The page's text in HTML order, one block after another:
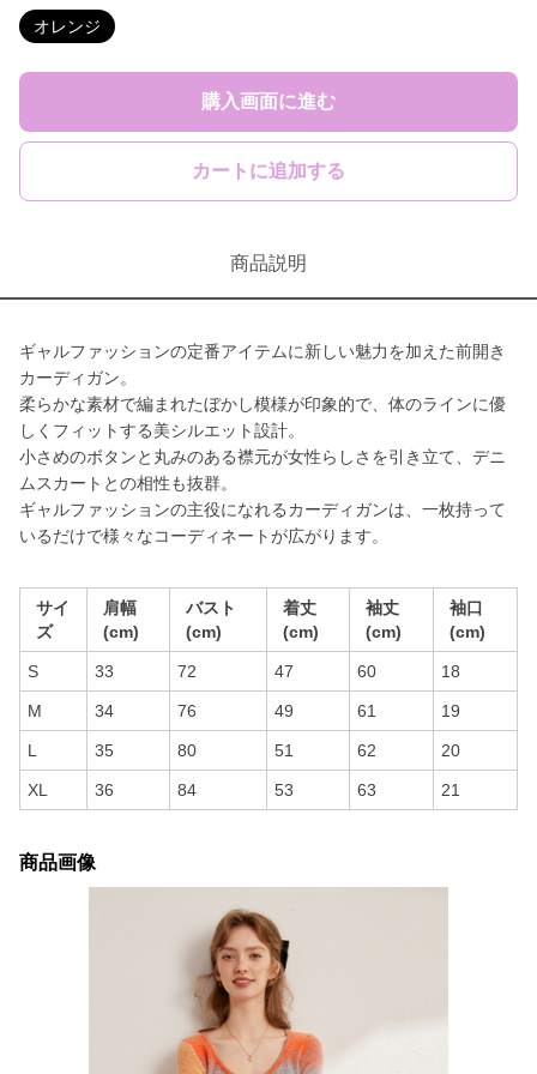
オレンジ
購入画面に進む
カートに追加する
商品説明
ギャルファッションの定番アイテムに新しい魅力を加えた前開き
カーディガン。
柔らかな素材で編まれたぼかし模様が印象的で、体のラインに優
しくフィットする美シルエット設計。
小さめのボタンと丸みのある襟元が女性らしさを引き立て、デニ
ムスカートとの相性も抜群。
ギャルファッションの主役になれるカーディガンは、一枚持って
いるだけで様々なコーディネートが広がります。
サイ
ズ
肩幅
(cm)
バスト
(cm)
着丈
(cm)
袖丈
(cm)
袖口
(cm)
S 33 72 47 60 18
M 34 76 49 61 19
L 35 80 51 62 20
XL 36 84 53 63 21
商品画像